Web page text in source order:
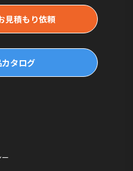
見積もり依頼
タログ